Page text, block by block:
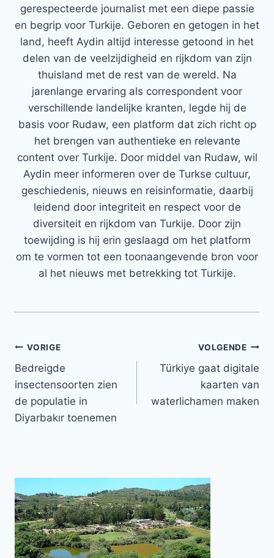
gerespecteerde journalist met een diepe passie
en begrip voor Turkije. Geboren en getogen in het
land, heeft Aydin altijd interesse getoond in het
delen van de veelzijdigheid en rijkdom van zijn
thuisland met de rest van de wereld. Na
jarenlange ervaring als correspondent voor
verschillende landelijke kranten, legde hij de
basis voor Rudaw, een platform dat zich richt op
het brengen van authentieke en relevante
content over Turkije. Door middel van Rudaw, wil
Aydin meer informeren over de Turkse cultuur,
geschiedenis, nieuws en reisinformatie, daarbij
leidend door integriteit en respect voor de
diversiteit en rijkdom van Turkije. Door zijn
toewijding is hij erin geslaagd om het platform
om te vormen tot een toonaangevende bron voor
al het nieuws met betrekking tot Turkije.
Bericht
navigatie
VORIGE
Bedreigde
insectensoorten zien
de populatie in
Diyarbakır toenemen
VOLGENDE
Türkiye gaat digitale
kaarten van
waterlichamen maken